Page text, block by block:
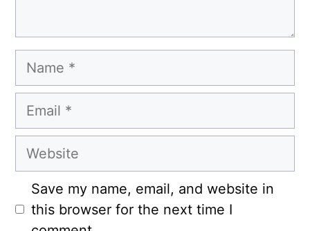
Name
Email
Website
Save my name, email, and website in
this browser for the next time I